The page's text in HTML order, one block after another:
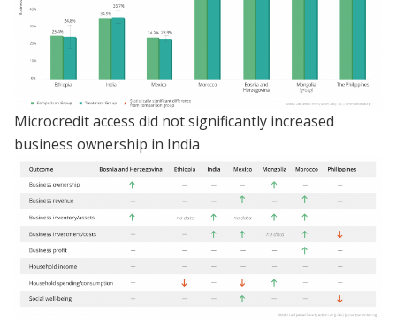
Microcredit access did not significantly increased
business ownership in India